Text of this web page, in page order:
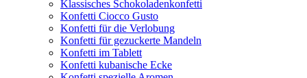
Klassisches Schokoladenkonfetti
Konfetti Ciocco Gusto
Konfetti für die Verlobung
Konfetti für gezuckerte Mandeln
Konfetti im Tablett
Konfetti kubanische Ecke